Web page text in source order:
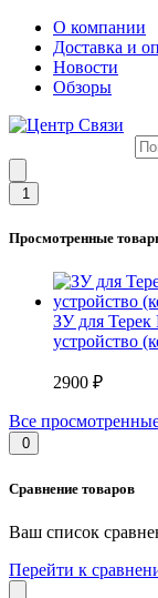
О компании
Доставка и
Новости
Обзоры
1
Просмотренные
ЗУ для
устройство
2900 ₽
Все
0
Сравнение товаров
Ваш список
Перейти к